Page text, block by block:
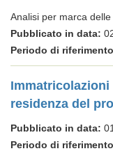
Analisi per marca
Pubblicato in data:
Periodo di
residenza del
Pubblicato in data:
Periodo di